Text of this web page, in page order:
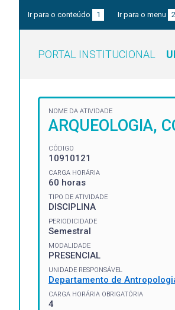
Ir para o conteúdo 1 Ir para o menu 2
PORTAL INSTITUCIONAL
NOME DA ATIVIDADE
ARQUEOLOGIA,
CÓDIGO
10910121
CARGA HORÁRIA
60 horas
TIPO DE ATIVIDADE
DISCIPLINA
PERIODICIDADE
Semestral
MODALIDADE
PRESENCIAL
UNIDADE RESPONSÁVEL
Departamento de
CARGA HORÁRIA OBRIGATÓRIA
4